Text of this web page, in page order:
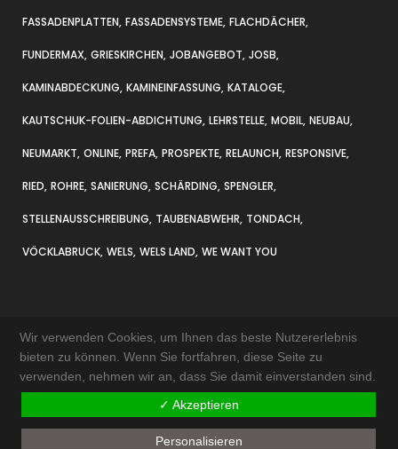
FASSADENPLATTEN FASSADENSYSTEME FLACHDÄCHER
FUNDERMAX GRIESKIRCHEN JOBANGEBOT JOSB
KAMINABDECKUNG KAMINEINFASSUNG KATALOGE
KAUTSCHUK-FOLIEN-ABDICHTUNG LEHRSTELLE MOBIL NEUBAU
NEUMARKT ONLINE PREFA PROSPEKTE RELAUNCH RESPONSIVE
RIED ROHRE SANIERUNG SCHÄRDING SPENGLER
STELLENAUSSCHREIBUNG TAUBENABWEHR TONDACH
VÖCKLABRUCK WELS WELS LAND WE WANT YOU
KONTAKT & ANFAHRT
IMPRESSUM
Wir verwenden Cookies, um Ihnen das beste Nutzererlebnis
bieten zu können. Wenn Sie fortfahren, diese Seite zu
verwenden, nehmen wir an, dass Sie damit einverstanden sind.
✓ Akzeptieren
Personalisieren